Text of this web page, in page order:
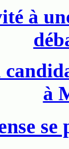
à
à